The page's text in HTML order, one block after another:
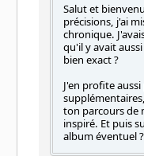
Salut et
précisions, j'ai
chronique.
qu'il y avait
bien exact ?
J'en profite
ton parcours de
inspiré. Et puis
album éventuel